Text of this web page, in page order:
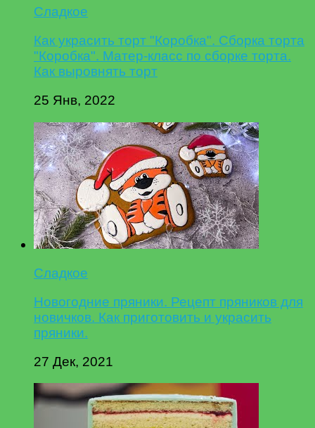
Сладкое
Как украсить торт "Коробка". Сборка торта
"Коробка". Матер-класс по сборке торта.
Как выровнять торт
25 Янв, 2022
Сладкое
Новогодние пряники. Рецепт пряников для
новичков. Как приготовить и украсить
пряники.
27 Дек, 2021